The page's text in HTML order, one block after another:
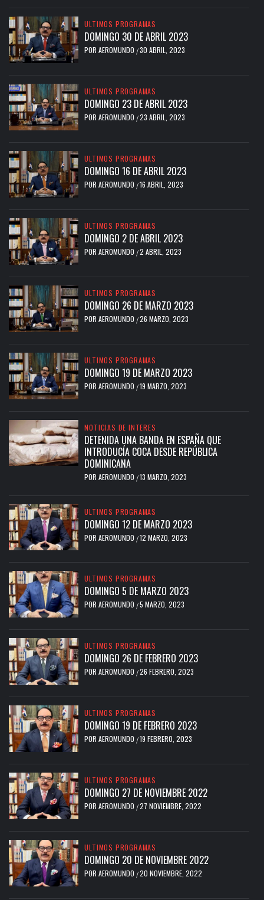
ULTIMOS PROGRAMAS
DOMINGO 30 DE ABRIL 2023
POR AEROMUNDO /30 ABRIL, 2023
ULTIMOS PROGRAMAS
DOMINGO 23 DE ABRIL 2023
POR AEROMUNDO /23 ABRIL, 2023
ULTIMOS PROGRAMAS
DOMINGO 16 DE ABRIL 2023
POR AEROMUNDO /16 ABRIL, 2023
ULTIMOS PROGRAMAS
DOMINGO 2 DE ABRIL 2023
POR AEROMUNDO /2 ABRIL, 2023
ULTIMOS PROGRAMAS
DOMINGO 26 DE MARZO 2023
POR AEROMUNDO /26 MARZO, 2023
ULTIMOS PROGRAMAS
DOMINGO 19 DE MARZO 2023
POR AEROMUNDO /19 MARZO, 2023
NOTICIAS DE INTERES
DETENIDA UNA BANDA EN ESPAÑA QUE
INTRODUCÍA COCA DESDE REPÚBLICA
DOMINICANA
POR AEROMUNDO /13 MARZO, 2023
ULTIMOS PROGRAMAS
DOMINGO 12 DE MARZO 2023
POR AEROMUNDO /12 MARZO, 2023
ULTIMOS PROGRAMAS
DOMINGO 5 DE MARZO 2023
POR AEROMUNDO /5 MARZO, 2023
ULTIMOS PROGRAMAS
DOMINGO 26 DE FEBRERO 2023
POR AEROMUNDO /26 FEBRERO, 2023
ULTIMOS PROGRAMAS
DOMINGO 19 DE FEBRERO 2023
POR AEROMUNDO /19 FEBRERO, 2023
ULTIMOS PROGRAMAS
DOMINGO 27 DE NOVIEMBRE 2022
POR AEROMUNDO /27 NOVIEMBRE, 2022
ULTIMOS PROGRAMAS
DOMINGO 20 DE NOVIEMBRE 2022
POR AEROMUNDO /20 NOVIEMBRE, 2022